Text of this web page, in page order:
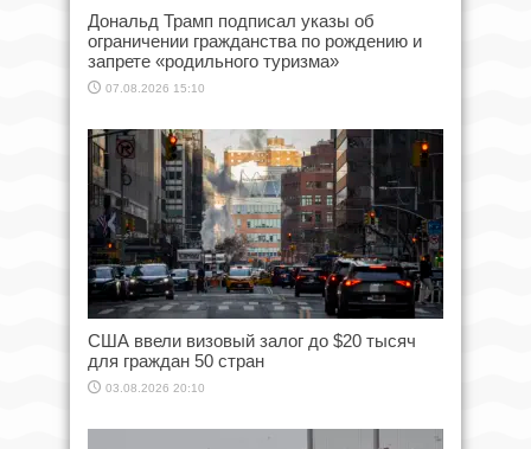
Дональд Трамп подписал указы об
ограничении гражданства по рождению и
запрете «родильного туризма»
07.08.2026 15:10
США ввели визовый залог до $20 тысяч
для граждан 50 стран
03.08.2026 20:10